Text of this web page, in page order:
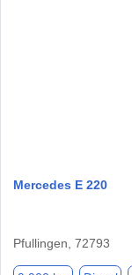
Mercedes E 220
Pfullingen, 72793